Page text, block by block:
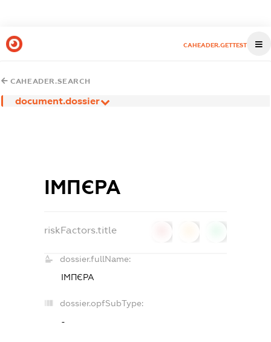
CAHEADER.GETTEST
CAHEADER.SEARCH
document.dossier
ІМПЄРА
riskFactors.title
dossier.fullName:
ІМПЄРА
dossier.opfSubType:
-